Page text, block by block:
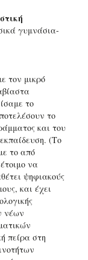
γυμνάσια-
τον μικρό
το
το
και του
(Το
το από
να
ψηφιακούς
και έχει
νέων
πείρα στη